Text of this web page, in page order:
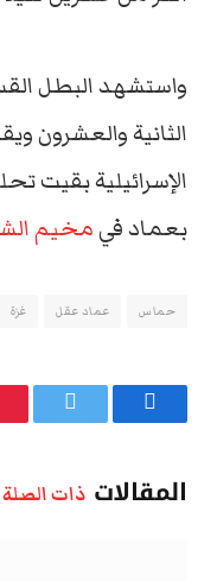
واستشهد البطل
الثانية والعشرون
بعماد فيمخيم
حماس عماد عقل غزة
فيسبوك تويتر
المقالات ذات الصلة